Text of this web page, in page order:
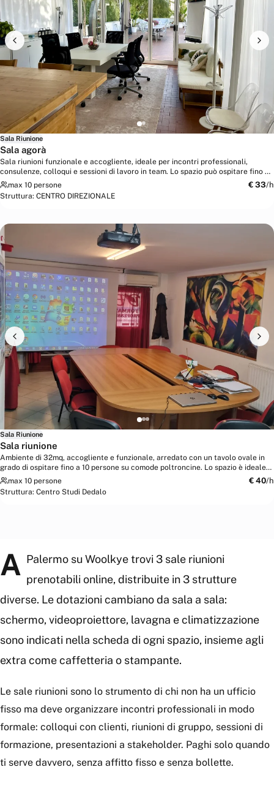
Sala Riunione
Sala agorà
Sala riunioni funzionale e accogliente, ideale per incontri professionali,
consulenze, colloqui e sessioni di lavoro in team. Lo spazio può ospitare fino a
10...max 10 persone € 33/h
Struttura: CENTRO DIREZIONALE
Sala Riunione
Sala riunione
Ambiente di 32mq, accogliente e funzionale, arredato con un tavolo ovale in
grado di ospitare fino a 10 persone su comode poltroncine. Lo spazio è ideale
per...max 10 persone € 40/h
Struttura: Centro Studi Dedalo
A Palermo su Woolkye trovi 3 sale riunioni
prenotabili online, distribuite in 3 strutture
diverse. Le dotazioni cambiano da sala a sala:
schermo, videoproiettore, lavagna e climatizzazione
sono indicati nella scheda di ogni spazio, insieme agli
extra come caffetteria o stampante.
Le sale riunioni sono lo strumento di chi non ha un ufficio
fisso ma deve organizzare incontri professionali in modo
formale: colloqui con clienti, riunioni di gruppo, sessioni di
formazione, presentazioni a stakeholder. Paghi solo quando
ti serve davvero, senza affitto fisso e senza bollette.